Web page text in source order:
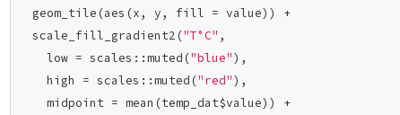
  geom_tile(aes(x, y, fill = value)) +
  scale_fill_gradient2(
"T°C" ,
    low = scales::muted(
"blue"),
    high = scales::muted(
"red"),
    midpoint = mean(temp_dat$value)) +